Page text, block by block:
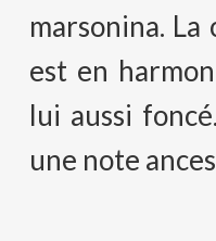
marsonina.
est en
lui aussi
une note